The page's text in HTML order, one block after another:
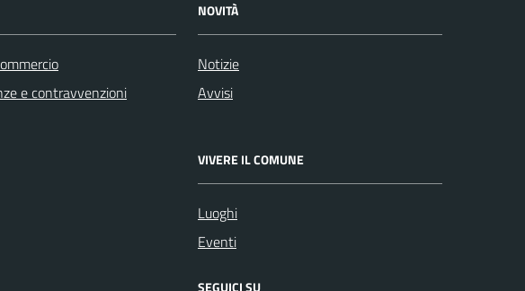
e contravvenzioni
NOVITÀ
Notizie
Avvisi
VIVERE IL COMUNE
Luoghi
Eventi
SEGUICI SU